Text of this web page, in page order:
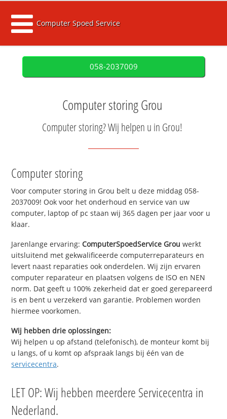
Computer Spoed Service
058-2037009
Computer storing Grou
Computer storing? Wij helpen u in Grou!
Computer storing
Voor computer storing in Grou belt u deze middag 058-
2037009! Ook voor het onderhoud en service van uw
computer, laptop of pc staan wij 365 dagen per jaar voor u
klaar.
Jarenlange ervaring:ComputerSpoedService Grou werkt
uitsluitend met gekwalificeerde computerreparateurs en
levert naast reparaties ook onderdelen. Wij zijn ervaren
computer reparateur en plaatsen volgens de ISO en NEN
norm. Dat geeft u 100% zekerheid dat er goed gerepareerd
is en bent u verzekerd van garantie. Problemen worden
hiermee voorkomen.
Wij hebben drie oplossingen:
Wij helpen u op afstand (telefonisch), de monteur komt bij
u langs, of u komt op afspraak langs bij één van de
servicecentra.
LET OP: Wij hebben meerdere Servicecentra in
Nederland.